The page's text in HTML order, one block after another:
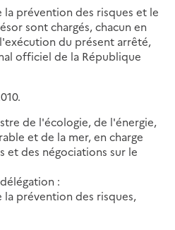
la prévention des risques et le
sont chargés, chacun en
du présent arrêté,
officiel de la République
de l'écologie, de l'énergie,
et de la mer, en charge
et des négociations sur le
:
la prévention des risques,